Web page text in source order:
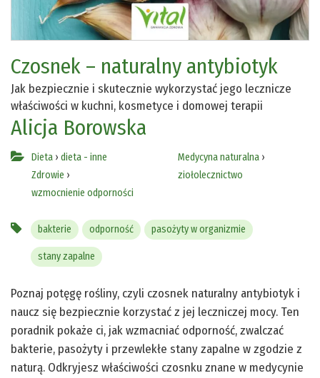
Czosnek – naturalny antybiotyk
Jak bezpiecznie i skutecznie wykorzystać jego lecznicze
właściwości w kuchni, kosmetyce i domowej terapii
Alicja Borowska
Dieta › dieta - inne
Zdrowie ›
wzmocnienie odporności
Medycyna naturalna›
ziołolecznictwo
bakterie odporność pasożyty w organizmie
stany zapalne
Poznaj potęgę rośliny, czyli czosnek naturalny antybiotyk i
naucz się bezpiecznie korzystać z jej leczniczej mocy. Ten
poradnik pokaże ci, jak wzmacniać odporność, zwalczać
bakterie, pasożyty i przewlekłe stany zapalne w zgodzie z
naturą. Odkryjesz właściwości czosnku znane w medycynie